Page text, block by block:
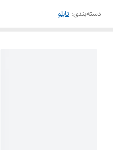
دسته‌بندی: تابلو